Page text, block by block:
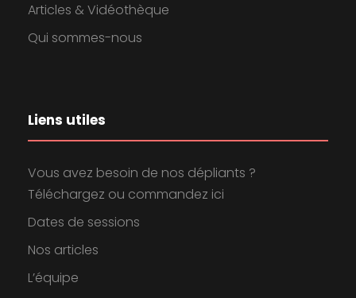
Articles & Vidéothèque
Qui sommes-nous
Liens utiles
Vous avez besoin de nos dépliants ?
Téléchargez ou commandez ici
Dates de sessions
Nos articles
L’équipe